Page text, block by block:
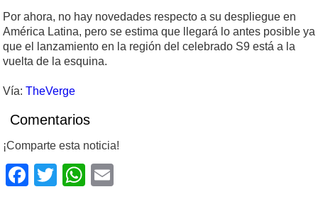
Por ahora, no hay novedades respecto a su despliegue en
América Latina, pero se estima que llegará lo antes posible ya
que el lanzamiento en la región del celebrado S9 está a la
vuelta de la esquina.
Vía: TheVerge
Comentarios
¡Comparte esta noticia!
Facebook
TwitterWhatsApp